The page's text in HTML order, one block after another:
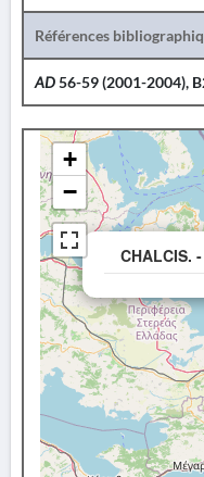
Références
AD56-59 (2001-2004),
CHALCIS.
+
−